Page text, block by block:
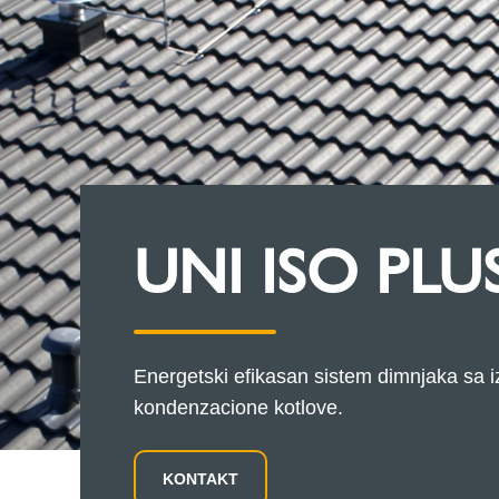
UNI ISO
Energetski efikasan sistem dimnjaka sa
kondenzacione kotlove.
KONTAKT